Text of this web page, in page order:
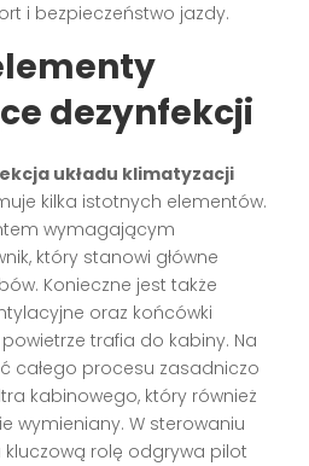
i bezpieczeństwo jazdy.
dezynfekcji
układu klimatyzacji
kilka istotnych elementów.
wymagającym
który stanowi główne
Konieczne jest także
oraz końcówki
trafia do kabiny. Na
całego procesu zasadniczo
kabinowego, który również
wymieniany. W sterowaniu
kluczową rolę odgrywa pilot